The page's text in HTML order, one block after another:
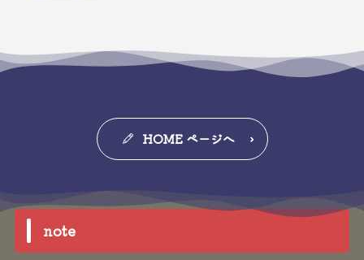
HOME ページへ
note